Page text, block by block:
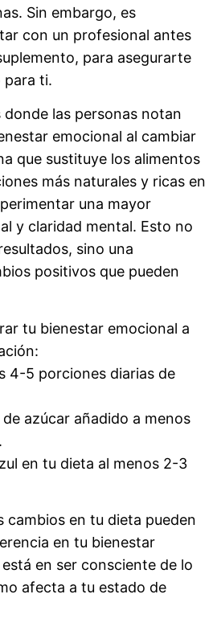
Sin embargo, es
con un profesional antes
para asegurarte
para ti.
donde las personas notan
emocional al cambiar
que sustituye los alimentos
más naturales y ricas en
una mayor
y claridad mental. Esto no
sino una
positivos que pueden
tu bienestar emocional a
4-5 porciones diarias de
azúcar añadido a menos
en tu dieta al menos 2-3
cambios en tu dieta pueden
en tu bienestar
en ser consciente de lo
afecta a tu estado de